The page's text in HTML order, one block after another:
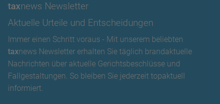
taxnews Newsletter
Aktuelle Urteile und Entscheidungen
Immer einen Schritt voraus - Mit unserem beliebten
taxnews Newsletter erhalten Sie täglich brandaktuelle
Nachrichten über aktuelle Gerichtsbeschlüsse und
Fallgestaltungen. So bleiben Sie jederzeit topaktuell
informiert.